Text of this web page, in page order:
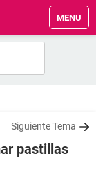
MENU
Siguiente Tema
pastillas